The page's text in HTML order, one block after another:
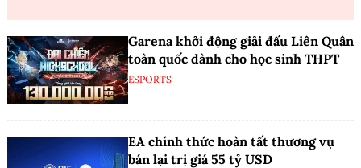
Garena khởi động giải đấu Liên Quân
toàn quốc dành cho học sinh THPT
ESPORTS
EA chính thức hoàn tất thương vụ
bán lại trị giá 55 tỷ USD